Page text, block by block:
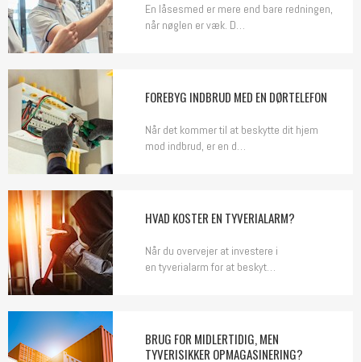
En låsesmed er mere end bare redningen,
når nøglen er væk. D…
FOREBYG INDBRUD MED EN DØRTELEFON
Når det kommer til at beskytte dit hjem
mod indbrud, er en d…
HVAD KOSTER EN TYVERIALARM?
Når du overvejer at investere i
en tyverialarm for at beskyt…
BRUG FOR MIDLERTIDIG, MEN
TYVERISIKKER OPMAGASINERING?